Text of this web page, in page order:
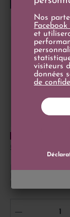
Prix
50,00 €
Magnum Le
la Seranne
-
Nos
et
visiteurs
données
de